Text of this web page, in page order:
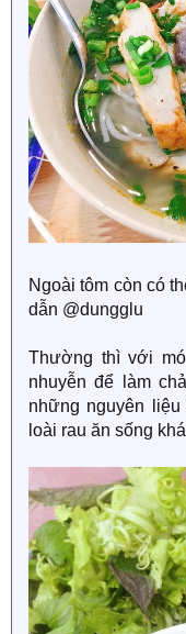
Ngoài tôm còn có
dẫn @dungglu
Thường thì với
nhuyễn để làm
những nguyên
loài rau ăn sống